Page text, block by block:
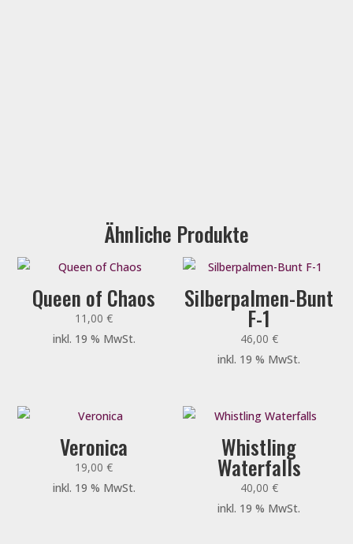
Ähnliche Produkte
Queen of Chaos
11,00€
inkl. 19 % MwSt.
Silberpalmen-Bunt
F-1
46,00 €
inkl. 19 % MwSt.
Veronica
19,00€
inkl. 19 % MwSt.
Whistling
Waterfalls
40,00 €
inkl. 19 % MwSt.